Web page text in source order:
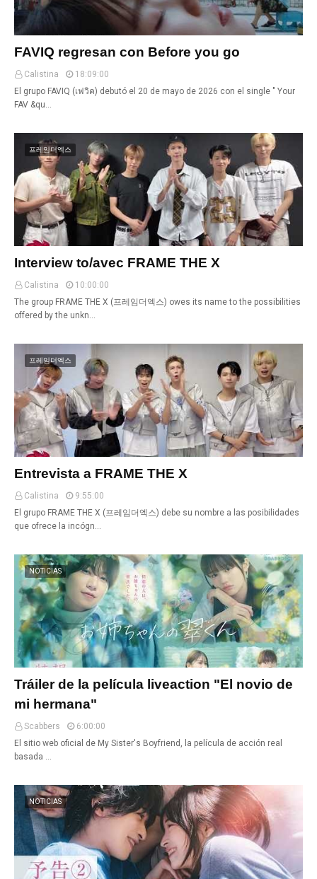
FAVIQ regresan con Before you go
Calistina
18:09:00
El grupo FAVIQ (เฟวิค) debutó el 20 de mayo de 2026 con el single " Your
FAV &qu…
프레임더엑스
Interview to/avec FRAME THE X
Calistina
10:00:00
The group FRAME THE X (프레임더엑스) owes its name to the possibilities
offered by the unkn…
프레임더엑스
Entrevista a FRAME THE X
Calistina
9:55:00
El grupo FRAME THE X (프레임더엑스) debe su nombre a las posibilidades
que ofrece la incógn…
NOTICIAS
Tráiler de la película liveaction "El novio de
mi hermana"
Scabbers
6:00:00
El sitio web oficial de My Sister's Boyfriend, la película de acción real
basada …
NOTICIAS